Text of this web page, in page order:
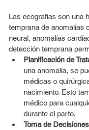
Las ecografías son una
temprana de anomalías
neural, anomalías
detección temprana
Planificación de
una anomalía, se
médicas o
nacimiento. Esto
médico para
durante el parto.
Toma de